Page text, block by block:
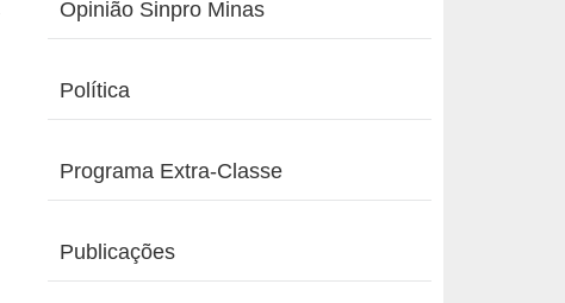
Opinião Sinpro Minas
Política
Programa Extra-Classe
Publicações